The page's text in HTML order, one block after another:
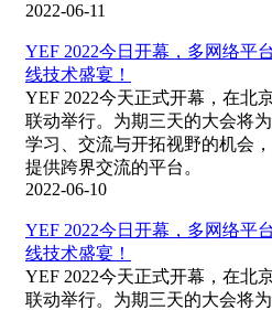
2022-06-11
YEF 2022今日开幕，多网络平
线技术盛宴！
YEF 2022今天正式开幕，在北
联动举行。为期三天的大会将
学习、交流与开拓视野的机会
提供跨界交流的平台。
2022-06-10
YEF 2022今日开幕，多网络平
线技术盛宴！
YEF 2022今天正式开幕，在北
联动举行。为期三天的大会将